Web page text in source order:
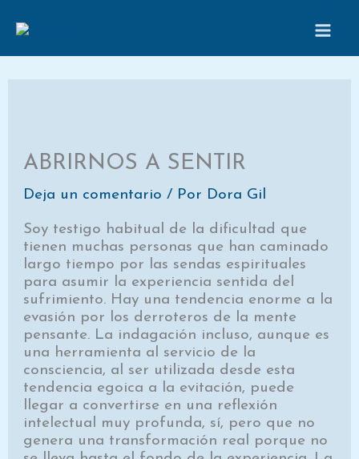
ABRIRNOS A SENTIR
Deja un comentario / Por Dora Gil
Soy testigo habitual de la dificultad que
tienen muchas personas que han caminado
largo tiempo por las sendas espirituales
para asumir la experiencia sentida del
sufrimiento. Hay una tendencia enorme a la
evasión por los derroteros de la mente
pensante. La indagación incluso, aunque es
una herramienta al servicio de la
consciencia, al ser utilizada desde esta
tendencia egoica a la evitación, puede
llegar a convertirse en una reflexión
intelectual muy profunda, sí, pero que no
genera una transformación real porque no